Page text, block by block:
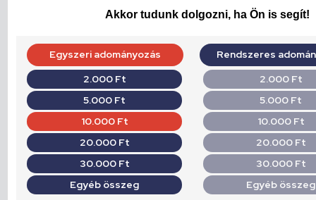
Akkor tudunk dolgozni, ha Ön is segít!